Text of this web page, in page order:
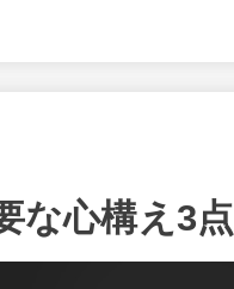
な心構え3点